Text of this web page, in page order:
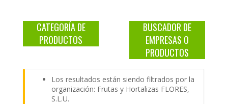
CATEGORÍA DE
PRODUCTOS
BUSCADOR DE
EMPRESAS O
PRODUCTOS
Los resultados están siendo filtrados por la
organización: Frutas y Hortalizas FLORES,
S.L.U.